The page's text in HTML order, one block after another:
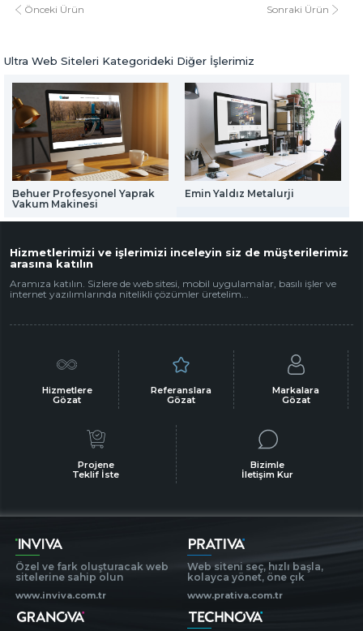
Önceki Ürün Sonraki Ürün
Ultra Web Siteleri Kategorideki Diğer İşlerimiz
Behuer Profesyonel Yaprak
Vakum Makinesi
Emin Yaldız Metalurji
Hizmetlerimizi ve işlerimizi inceleyin siz de müşterilerimiz
arasına katılın
Aramıza katılın. Sizlere de web sitesi, mobil uygulamalar, basılı işler ve
internet yazılımlarında nitelikli çözümler üretelim...
Hizmetlere
Gözat
Referanslara
Gözat
Markalara
Gözat
Projene
Teklif İste
Bizimle
İletişim Kur
Özel ve fark oluşturacak web
sitelerine sahip olun
www.inviva.com.tr
Web siteni seç, hızlı başla,
kolayca yönet, öne çık
www.prativa.com.tr